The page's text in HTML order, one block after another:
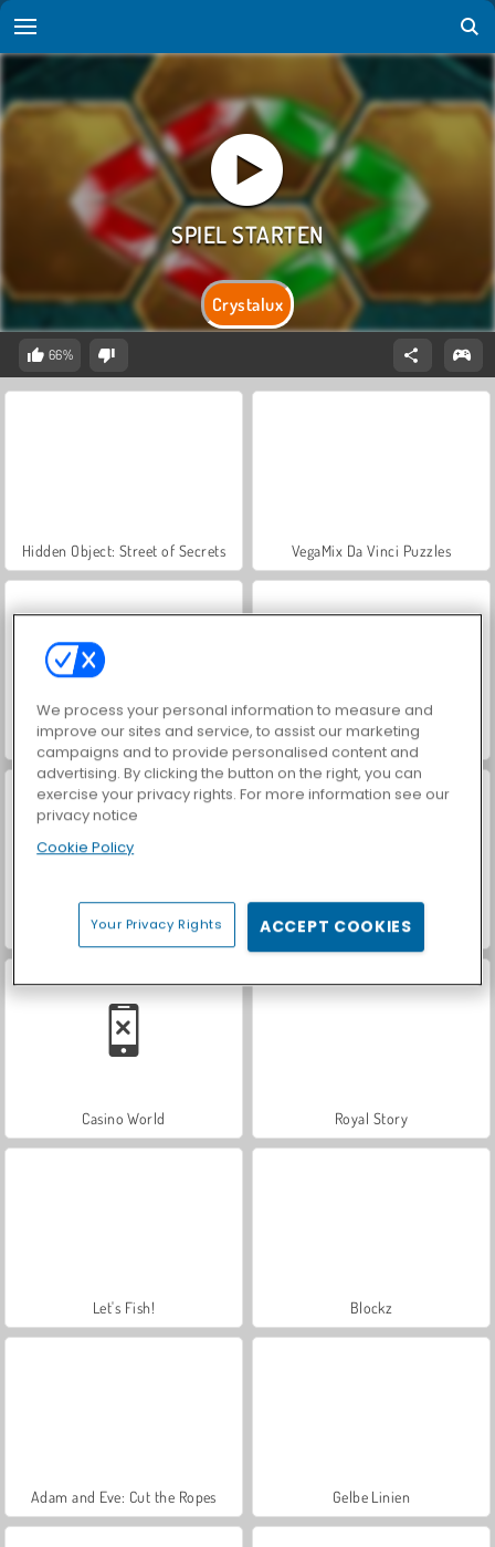
Crystalux
66%
Hidden Object: Street of Secrets VegaMix Da Vinci Puzzles
ASMR Makeover & Makeup Studio World War 2 Shooter
Farm Merge Valley Car Parking City Duel
Casino World Royal Story
Let's Fish! Blockz
Adam and Eve: Cut the Ropes Gelbe Linien
We process your personal information to measure and
improve our sites and service, to assist our marketing
campaigns and to provide personalised content and
advertising. By clicking the button on the right, you can
exercise your privacy rights. For more information see our
privacy notice
Cookie Policy
Your Privacy Rights ACCEPT COOKIES